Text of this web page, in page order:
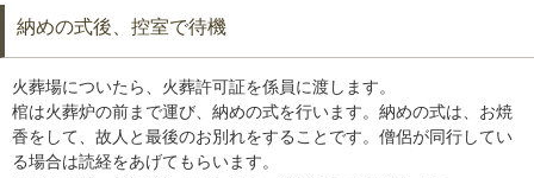
納めの式後、控室で待機
火葬場についたら、火葬許可証を係員に渡します。
棺は火葬炉の前まで運び、納めの式を行います。納めの式は、お焼
香をして、故人と最後のお別れをすることです。僧侶が同行してい
る場合は読経をあげてもらいます。